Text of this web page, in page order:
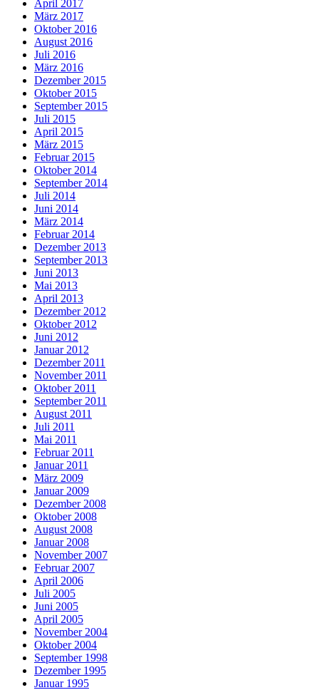
April 2017
März 2017
Oktober 2016
August 2016
Juli 2016
März 2016
Dezember 2015
Oktober 2015
September 2015
Juli 2015
April 2015
März 2015
Februar 2015
Oktober 2014
September 2014
Juli 2014
Juni 2014
März 2014
Februar 2014
Dezember 2013
September 2013
Juni 2013
Mai 2013
April 2013
Dezember 2012
Oktober 2012
Juni 2012
Januar 2012
Dezember 2011
November 2011
Oktober 2011
September 2011
August 2011
Juli 2011
Mai 2011
Februar 2011
Januar 2011
März 2009
Januar 2009
Dezember 2008
Oktober 2008
August 2008
Januar 2008
November 2007
Februar 2007
April 2006
Juli 2005
Juni 2005
April 2005
November 2004
Oktober 2004
September 1998
Dezember 1995
Januar 1995